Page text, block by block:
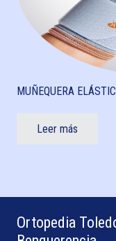
MUÑEQUERA
Leer más
Ortopedia